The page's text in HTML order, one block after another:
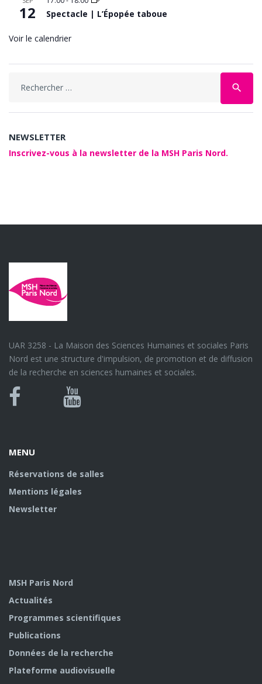
12 Spectacle | L’Épopée taboue
Voir le calendrier
search
NEWSLETTER
Inscrivez-vous à la newsletter de la MSH Paris Nord.
UAR 3258 - La Maison des Sciences Humaines et sociales Paris
Nord est une structure d'impulsion, de promotion et de diffusion
de la recherche en sciences humaines et sociales.
Bluesky
Canal
MENU
Réservations de salles
Mentions légales
Newsletter
MSH Paris Nord
Actualités
Programmes scientifiques
Publications
Données de la recherche
Plateforme audiovisuelle